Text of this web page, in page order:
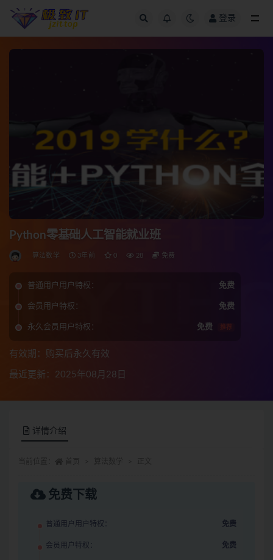
登录
Python零基础人工智能就业班
算法数学 3年前 0 28 免费
普通用户用户特权： 免费
会员用户特权： 免费
永久会员用户特权： 免费 推荐
有效期：购买后永久有效
最近更新：2025年08月28日
详情介绍
免费下载
普通用户用户特权： 免费
会员用户特权： 免费